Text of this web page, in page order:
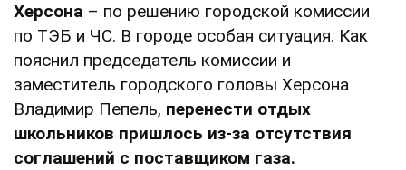
Херсона – по решению городской комиссии
по ТЭБ и ЧС. В городе особая ситуация. Как
пояснил председатель комиссии и
заместитель городского головы Херсона
Владимир Пепель, перенести отдых
школьников пришлось из-за отсутствия
соглашений с поставщиком газа.